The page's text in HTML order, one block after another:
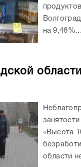
на 9,46%...
«Высота
области